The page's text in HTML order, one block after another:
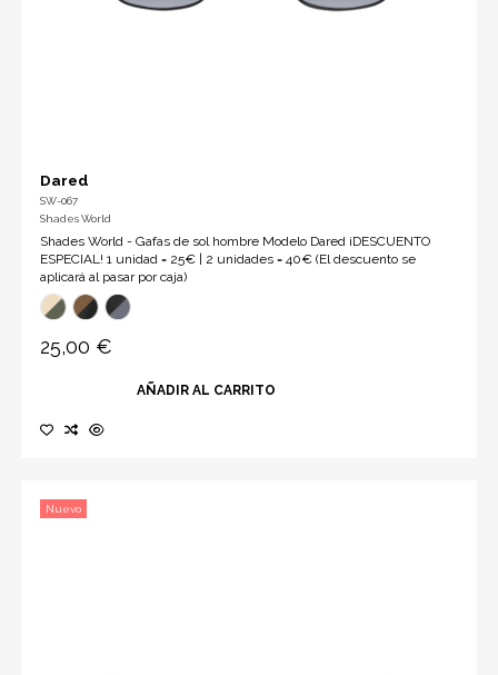
Dared
SW-067
Shades World
Shades World - Gafas de sol hombre Modelo Dared ¡DESCUENTO
ESPECIAL! 1 unidad = 25€ | 2 unidades = 40€ (El descuento se
aplicará al pasar por caja)
25,00 €
AÑADIR AL CARRITO
Nuevo